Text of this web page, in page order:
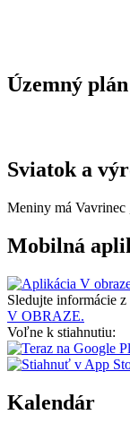
Územný
Sviatok a
Meniny má Vavrinec
Mobilná
Sledujte informácie
V OBRAZE.
Voľne k stiahnutiu:
Kalendár